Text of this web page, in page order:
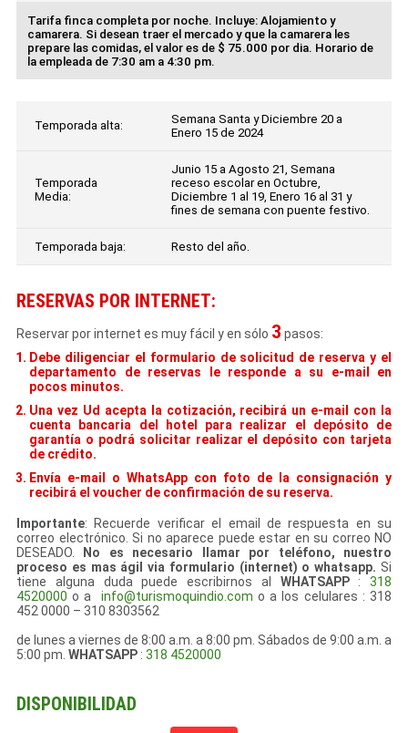
Tarifa finca completa por noche. Incluye: Alojamiento y
camarera. Si desean traer el mercado y que la camarera les
prepare las comidas, el valor es de $ 75.000 por dia. Horario de
la empleada de 7:30 am a 4:30 pm.
Temporada alta:
Semana Santa y Diciembre 20 a
Enero 15 de 2024
Temporada
Media:
Junio 15 a Agosto 21, Semana
receso escolar en Octubre,
Diciembre 1 al 19, Enero 16 al 31 y
fines de semana con puente festivo.
Temporada baja: Resto del año.
RESERVAS POR INTERNET:
Reservar por internet es muy fácil y en sólo 3 pasos:
Debe diligenciar el formulario de solicitud de reserva y el
departamento de reservas le responde a su e-mail en
pocos minutos.
Una vez Ud acepta la cotización, recibirá un e-mail con la
cuenta bancaria del hotel para realizar el depósito de
garantía o podrá solicitar realizar el depósito con tarjeta
de crédito.
Envía e-mail o WhatsApp con foto de la consignación y
recibirá el voucher de confirmación de su reserva.
Importante: Recuerde verificar el email de respuesta en su
correo electrónico. Si no aparece puede estar en su correo NO
DESEADO.
No es necesario llamar por teléfono, nuestro
proceso es mas ágil via formulario (internet) o whatsapp. Si
tiene alguna duda puede escribirnos al WHATSAPP: 318
4520000 o a info@turismoquindio.com o a los celulares : 318
452 0000 – 310 8303562
de lunes a viernes de 8:00 a.m. a 8:00 pm. Sábados de 9:00 a.m. a
5:00 pm. WHATSAPP : 318 4520000
DISPONIBILIDAD